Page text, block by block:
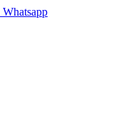
Whatsapp